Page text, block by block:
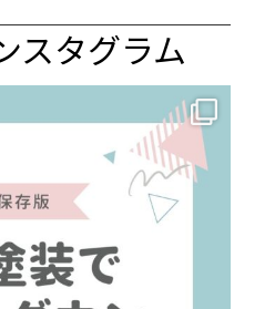
スタグラム
装でコストダウンする方法 🏠